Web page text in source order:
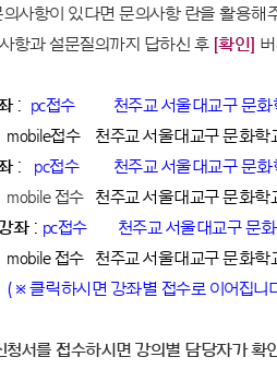
이 있다면 문의사항 란을 활용해
항과 설문질의까지 답하신 후 [확인]
: pc접수
천주교 서울대교구 문화
mobile접수
천주교 서울대교구 문화학
: pc접수 천주교 서울대교구 문화
접수 천주교 서울대교구 문화학
좌: pc접수 천주교 서울대교구 문
mobile 접수
천주교 서울대교구 문화학
※ 클릭하시면 강좌별 접수로 이어집니
청서를 접수하시면 강의별 담당자가 확